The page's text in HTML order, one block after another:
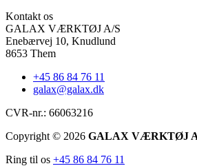
Kontakt os
GALAX VÆRKTØJ A/S
Enebærvej 10, Knudlund
8653 Them
+45 86 84 76 11
galax@galax.dk
CVR-nr.: 66063216
Copyright © 2026 GALAX VÆRKTØJ
Ring til os +45 86 84 76 11